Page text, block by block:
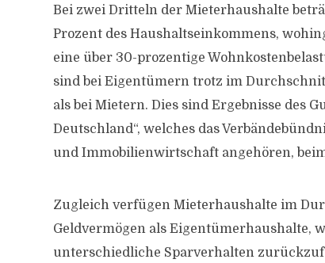
Bei zwei Dritteln der Mieterhaushalte
Prozent des Haushaltseinkommens,
eine über 30-prozentige
sind bei Eigentümern trotz im
als bei Mietern. Dies sind Ergebnisse des
Deutschland“, welches das
und Immobilienwirtschaft angehören,
Zugleich verfügen Mieterhaushalte im
Geldvermögen als Eigentümerhaushalte,
unterschiedliche Sparverhalten